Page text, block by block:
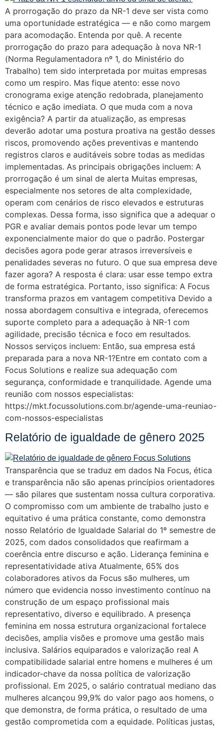
A prorrogação do prazo da NR-1 deve ser vista como
uma oportunidade estratégica — e não como margem
para acomodação. Entenda por quê. A recente
prorrogação do prazo para adequação à nova NR-1
(Norma Regulamentadora nº 1, do Ministério do
Trabalho) tem sido interpretada por muitas empresas
como um respiro. Mas fique atento: esse novo
cronograma exige atenção redobrada, planejamento
técnico e ação imediata. O que muda com a nova
exigência? A partir da atualização, as empresas
deverão adotar uma postura proativa na gestão desses
riscos, promovendo ações preventivas e mantendo
registros claros e auditáveis sobre todas as medidas
implementadas. As principais obrigações incluem: A
prorrogação é um sinal de alerta Muitas empresas,
especialmente nos setores de alta complexidade,
operam com cenários de risco elevados e estruturas
complexas. Dessa forma, isso significa que a adequar o
PGR e avaliar demais pontos pode levar um tempo
exponencialmente maior do que o padrão. Postergar
decisões agora pode gerar atrasos irreversíveis e
penalidades severas no futuro. O que sua empresa deve
fazer agora? A resposta é clara: usar esse tempo extra
de forma estratégica. Portanto, isso significa: A Focus
transforma prazos em vantagem competitiva Devido a
nossa abordagem consultiva e integrada, oferecemos
suporte completo para a adequação à NR-1 com
agilidade, precisão técnica e foco em resultados.
Nossos serviços incluem: Então, sua empresa está
preparada para a nova NR-1?Entre em contato com a
Focus Solutions e realize sua adequação com
segurança, conformidade e tranquilidade. Agende uma
reunião com nossos especialistas:
https://mkt.focussolutions.com.br/agende-uma-reuniao-
com-nossos-especialistas
Relatório de igualdade de gênero 2025
Transparência que se traduz em dados Na Focus, ética
e transparência não são apenas princípios orientadores
— são pilares que sustentam nossa cultura corporativa.
O compromisso com um ambiente de trabalho justo e
equitativo é uma prática constante, como demonstra
nosso Relatório de Igualdade Salarial do 1º semestre de
2025, com dados consolidados que reafirmam a
coerência entre discurso e ação. Liderança feminina e
representatividade ativa Atualmente, 65% dos
colaboradores ativos da Focus são mulheres, um
número que evidencia nosso investimento contínuo na
construção de um espaço profissional mais
representativo, diverso e equilibrado. A presença
feminina em nossa estrutura organizacional fortalece
decisões, amplia visões e promove uma gestão mais
inclusiva. Salários equiparados e valorização real A
compatibilidade salarial entre homens e mulheres é um
indicador-chave da nossa política de valorização
profissional. Em 2025, o salário contratual mediano das
mulheres alcançou 99,9% do valor pago aos homens, o
que demonstra, de forma prática, o resultado de uma
gestão comprometida com a equidade. Políticas justas,